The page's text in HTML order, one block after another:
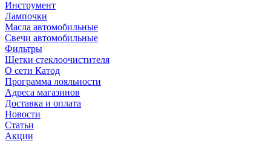
Инструмент
Лампочки
Масла автомобильные
Свечи автомобильные
Фильтры
Щетки стеклоочистителя
О сети Катод
Программа лояльности
Адреса магазинов
Доставка и оплата
Новости
Статьи
Акции